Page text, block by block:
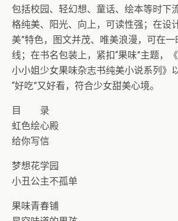
包括校园、轻幻想、童话、绘本等时下
格纯美、阳光、向上，可读性强；在设
美”特色，图文并茂、唯美浪漫，可在
线；在书名包装上，紧扣“果味”主题，
小小姐少女果味杂志书纯美小说系列》
“好吃”又好看，符合少女甜美心境。
目 录
虹色绘心殿
给你写信
梦想花学园
小丑公主不孤单
果味青春铺